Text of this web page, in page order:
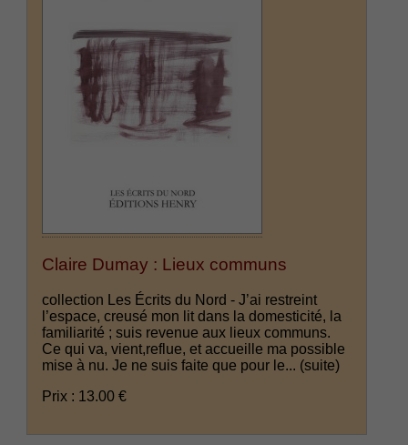
Claire Dumay : Lieux communs
collection Les Écrits du Nord - J’ai restreint
l’espace, creusé mon lit dans la domesticité, la
familiarité ; suis revenue aux lieux communs.
Ce qui va, vient,reflue, et accueille ma possible
mise à nu. Je ne suis faite que pour le... (suite)
Prix : 13.00 €